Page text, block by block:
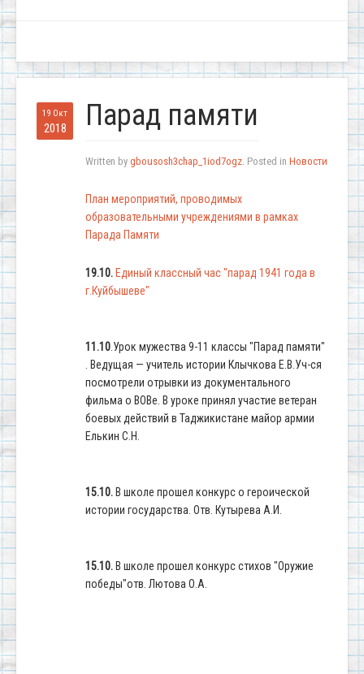
19 Окт
2018 Парад памяти
Written by gbousosh3chap_1iod7ogz. Posted in Новости
План мероприятий, проводимых
образовательными учреждениями в рамках
Парада Памяти
19.10. Единый классный час "парад 1941 года в
г.Куйбышеве"
11.10 .Урок мужества 9-11 классы "Парад памяти"
. Ведущая — учитель истории Клычкова Е.В.Уч-ся
посмотрели отрывки из документального
фильма о ВОВе. В уроке принял участие ветеран
боевых действий в Таджикистане майор армии
Елькин С.Н.
15.10. В школе прошел конкурс о героической
истории государства. Отв. Кутырева А.И.
15.10. В школе прошел конкурс стихов "Оружие
победы"отв. Лютова О.А.